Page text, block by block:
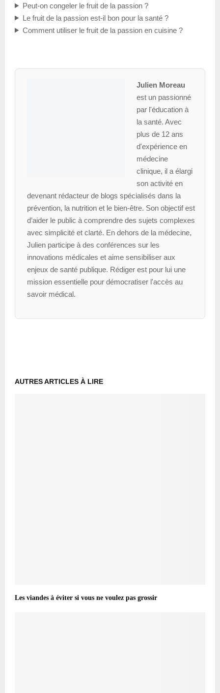
Peut-on congeler le fruit de la passion ?
Le fruit de la passion est-il bon pour la santé ?
Comment utiliser le fruit de la passion en cuisine ?
Julien Moreau
est un passionné
par l'éducation à
la santé. Avec
plus de 12 ans
d'expérience en
médecine
clinique, il a élargi
son activité en
devenant rédacteur de blogs spécialisés dans la
prévention, la nutrition et le bien-être. Son objectif est
d’aider le public à comprendre des sujets complexes
avec simplicité et clarté. En dehors de la médecine,
Julien participe à des conférences sur les
innovations médicales et aime sensibiliser aux
enjeux de santé publique. Rédiger est pour lui une
mission essentielle pour démocratiser l'accès au
savoir médical.
AUTRES ARTICLES À LIRE
Les viandes à éviter si vous ne voulez pas grossir